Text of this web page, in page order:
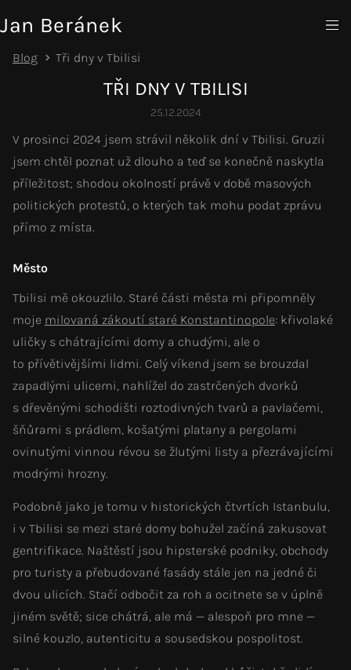
Jan Beránek
Blog Tři dny v Tbilisi
TŘI DNY V TBILISI
25.12.2024
V prosinci 2024 jsem strávil několik dní v Tbilisi. Gruzii
jsem chtěl poznat už dlouho a teď se konečně naskytla
příležitost; shodou okolností právě v době masových
politických protestů, o kterých tak mohu podat zprávu
přímo z místa.
Město
Tbilisi mě okouzlilo. Staré části města mi připomněly
moje milovaná zákoutí staré Konstantinopole: křivolaké
uličky s chátrajícími domy a chudými, ale o
to přívětivějšími lidmi. Celý víkend jsem se brouzdal
zapadlými ulicemi, nahlížel do zastrčených dvorků
s dřevěnými schodišti roztodivných tvarů a pavlačemi,
šňůrami s prádlem, košatými platany a pergolami
ovinutými vinnou révou se žlutými listy a přezrávajícími
modrými hrozny.
Podobně jako je tomu v historických čtvrtích Istanbulu,
i v Tbilisi se mezi staré domy bohužel začíná zakusovat
gentrifikace. Naštěstí jsou hipsterské podniky, obchody
pro turisty a přebudované fasády stále jen na jedné či
dvou ulicích. Stačí odbočit za roh a ocitnete se v úplně
jiném světě; sice chátrá, ale má — alespoň pro mne —
silné kouzlo, autenticitu a sousedskou pospolitost.